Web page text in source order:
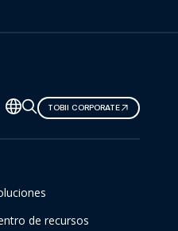
TOBII CORPORATE
de recursos